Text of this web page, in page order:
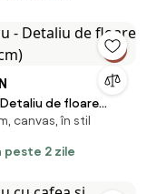
de floare
canvas, în stil
peste 2 zile